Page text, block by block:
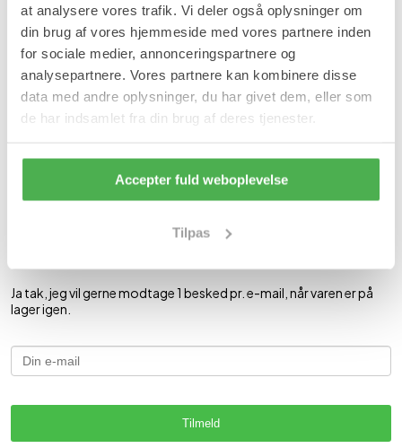
at analysere vores trafik. Vi deler også oplysninger om
din brug af vores hjemmeside med vores partnere inden
for sociale medier, annonceringspartnere og
analysepartnere. Vores partnere kan kombinere disse
data med andre oplysninger, du har givet dem, eller som
de har indsamlet fra din brug af deres tjenester.
Accepter fuld weboplevelse
Tilpas
Max. 40 grader finvask. Må ikke tørretumbles.
Indhold
3 par termosokker med rensdyrmotiv og snefnug.
Varenummer: 2908
Ja tak, jeg vil gerne modtage 1 besked pr. e-mail, når varen er på
lager igen.
Tilmeld